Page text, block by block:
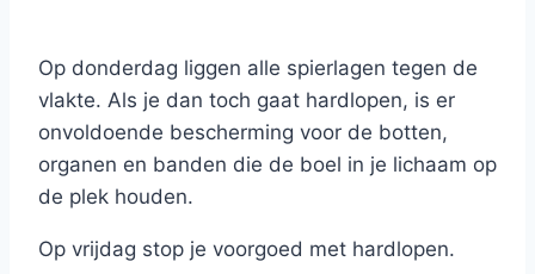
Op donderdag liggen alle spierlagen tegen de
vlakte. Als je dan toch gaat hardlopen, is er
onvoldoende bescherming voor de botten,
organen en banden die de boel in je lichaam op
de plek houden.
Op vrijdag stop je voorgoed met hardlopen.